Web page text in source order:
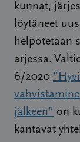
kunnat,
löytäneet
helpotetaan
arjessa.
6/2020
jälkeen” on
kantavat